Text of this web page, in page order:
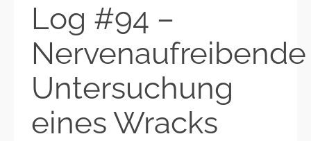
Log #94 –
Nervenaufreibende
Untersuchung
eines Wracks